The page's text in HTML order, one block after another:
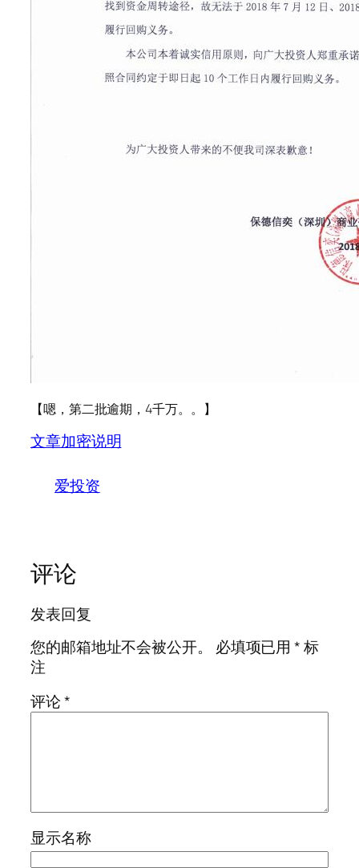
【嗯，第二批逾期，4千万。。】
文章加密说明
爱投资
评论
发表回复
您的邮箱地址不会被公开。
必填项已用*标
注
评论*
显示名称